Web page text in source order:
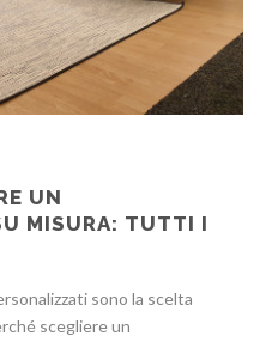
UN
MISURA: TUTTI I
sono la scelta
scegliere un